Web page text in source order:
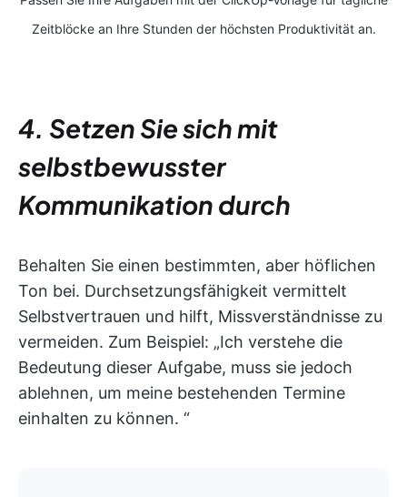
Zeitblöcke an Ihre Stunden der höchsten Produktivität an.
4. Setzen Sie sich mit
selbstbewusster
Kommunikation durch
Behalten Sie einen bestimmten, aber höflichen
Ton bei. Durchsetzungsfähigkeit vermittelt
Selbstvertrauen und hilft, Missverständnisse zu
vermeiden. Zum Beispiel: „Ich verstehe die
Bedeutung dieser Aufgabe, muss sie jedoch
ablehnen, um meine bestehenden Termine
einhalten zu können. “